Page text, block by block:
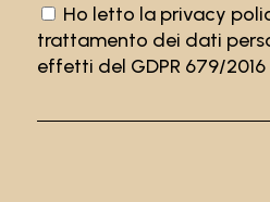
Ho letto la privacy
trattamento dei dati
effetti del GDPR 679/2016